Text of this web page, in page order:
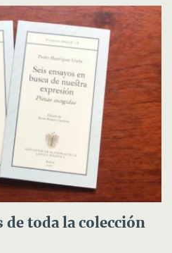
toda la colección